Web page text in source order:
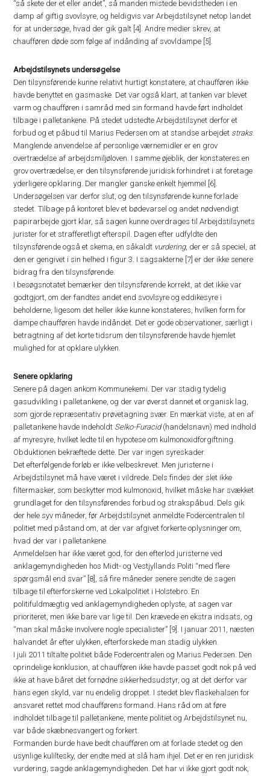
“så skete der et eller andet”, så manden mistede bevidstheden i en
damp af giftig svovlsyre, og heldigvis var Arbejdstilsynet netop landet
for at undersøge, hvad der gik galt [4]. Andre medier skrev, at
chaufføren døde som følge af indånding af svovldampe [5].
Arbejdstilsynets undersøgelse
Den tilsynsførende kunne relativt hurtigt konstatere, at chaufføren ikke
havde benyttet en gasmaske. Det var også klart, at tanken var blevet
varm og chaufføren i samråd med sin formand havde ført indholdet
tilbage i palletankene. På stedet udstedte Arbejdstilsynet derfor et
forbud og et påbud til Marius Pedersen om at standse arbejdet straks.
Manglende anvendelse af personlige værnemidler er en grov
overtrædelse af arbejdsmiljøloven. I samme øjeblik, der konstateres en
grov overtrædelse, er den tilsynsførende juridisk forhindret i at foretage
yderligere opklaring. Der mangler ganske enkelt hjemmel [6].
Undersøgelsen var derfor slut, og den tilsynsførende kunne forlade
stedet. Tilbage på kontoret blev et bødevarsel og andet nødvendigt
papirarbejde gjort klar, så sagen kunne overdrages til Arbejdstilsynets
jurister for et strafferetligt efterspil. Dagen efter udfyldte den
tilsynsførende også et skema, en såkaldt vurdering, der er så speciel, at
den er gengivet i sin helhed i figur 3. I sagsakterne [7] er der ikke senere
bidrag fra den tilsynsførende.
I besøgsnotatet bemærker den tilsynsførende korrekt, at det ikke var
godtgjort, om der fandtes andet end svovlsyre og eddikesyre i
beholderne, ligesom det heller ikke kunne konstateres, hvilken form for
dampe chaufføren havde indåndet. Det er gode observationer, særligt i
betragtning af det korte tidsrum den tilsynsførende havde hjemlet
mulighed for at opklare ulykken.
Senere opklaring
Senere på dagen ankom Kommunekemi. Der var stadig tydelig
gasudvikling i palletankene, og der var øverst dannet et organisk lag,
som gjorde repræsentativ prøvetagning svær. En mærkat viste, at en af
palletankene havde indeholdt Selko-Furacid(handelsnavn) med indhold
af myresyre, hvilket ledte til en hypotese om kulmonoxidforgiftning.
Obduktionen bekræftede dette. Der var ingen syreskader.
Det efterfølgende forløb er ikke velbeskrevet. Men juristerne i
Arbejdstilsynet må have været i vildrede. Dels findes der slet ikke
filtermasker, som beskytter mod kulmonoxid, hvilket måske har svækket
grundlaget for den tilsynsførendes forbud og strakspåbud. Dels gik
der hele syv måneder, før Arbejdstilsynet anmeldte Fodercentralen til
politiet med påstand om, at der var afgivet forkerte oplysninger om,
hvad der var i palletankene.
Anmeldelsen har ikke været god, for den efterlod juristerne ved
anklagemyndigheden hos Midt- og Vestjyllands Politi “med flere
spørgsmål end svar” [8], så fire måneder senere sendte de sagen
tilbage til efterforskerne ved Lokalpolitiet i Holstebro. En
politifuldmægtig ved anklagemyndigheden oplyste, at sagen var
prioriteret, men ikke bare var lige til. Den krævede en ekstra indsats, og
“man skal måske involvere nogle specialister” [9]. I januar 2011, næsten
halvandet år efter ulykken, efterforskede man stadig ulykken.
I juli 2011 tiltalte politiet både Fodercentralen og Marius Pedersen. Den
oprindelige konklusion, at chaufføren ikke havde passet godt nok på ved
ikke at have båret det fornødne sikkerhedsudstyr, og at det derfor var
hans egen skyld, var nu endelig droppet. I stedet blev flaskehalsen for
ansvaret rettet mod chaufførens formand. Hans råd om at føre
indholdet tilbage til palletankene, mente politiet og Arbejdstilsynet nu,
var både skæbnesvangert og forkert.
Formanden burde have bedt chaufføren om at forlade stedet og den
usynlige kuliltesky, der endte med at slå ham ihjel. Det er en ren juridisk
vurdering, sagde anklagemyndigheden. Det har vi ikke gjort godt nok,